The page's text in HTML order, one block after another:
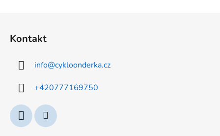
Kontakt
info@cykloonderka.cz
+420777169750